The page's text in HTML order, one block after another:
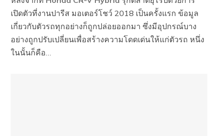
เปิดตัวที่งานปารีส มอเตอร์โชว์ 2018 เป็นครั้งแรก ข้อมูล
เกี่ยวกับตัวรถทุกอย่างก็ถูกปล่อยออกมา ซึ่งมีอุปกรณ์บาง
อย่างถูกปรับเปลี่ยนเพื่อสร้างความโดดเด่นให้แก่ตัวรถ หนึ่ง
ในนั้นก็คือ…